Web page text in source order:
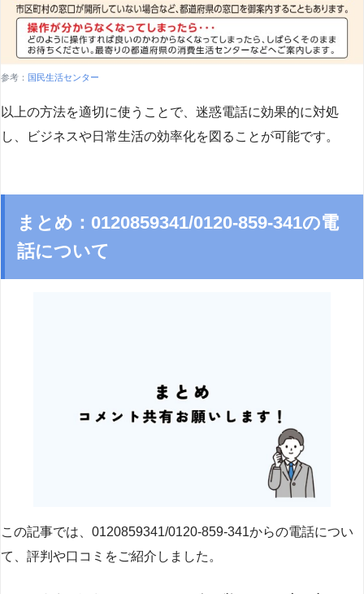
参考： 国民生活センター
以上の方法を適切に使うことで、迷惑電話に効果的に対処
し、ビジネスや日常生活の効率化を図ることが可能です。
まとめ：0120859341/0120-859-341の電
話について
この記事では、0120859341/0120-859-341からの電話につい
て、評判や口コミをご紹介しました。